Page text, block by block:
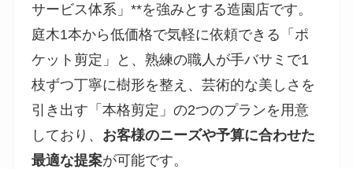
サービス体系」**を強みとする造園店です。
庭木1本から低価格で気軽に依頼できる「ポ
ケット剪定」と、熟練の職人が手バサミで1
枝ずつ丁寧に樹形を整え、芸術的な美しさを
引き出す「本格剪定」の2つのプランを用意
しており、 お客様のニーズや予算に合わせた
最適な提案が可能です。